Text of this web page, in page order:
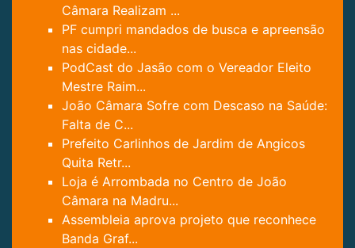
Câmara Realizam ...
PF cumpri mandados de busca e apreensão
nas cidade...
PodCast do Jasão com o Vereador Eleito
Mestre Raim...
João Câmara Sofre com Descaso na Saúde:
Falta de C...
Prefeito Carlinhos de Jardim de Angicos
Quita Retr...
Loja é Arrombada no Centro de João
Câmara na Madru...
Assembleia aprova projeto que reconhece
Banda Graf...